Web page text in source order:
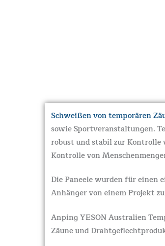
Schweißen von temporären
sowie Sportveranstaltungen.
robust und stabil zur Kontrolle
Kontrolle von
Die Paneele wurden für einen
Anhänger von einem Projekt
Anping YESON Australien
Zäune und